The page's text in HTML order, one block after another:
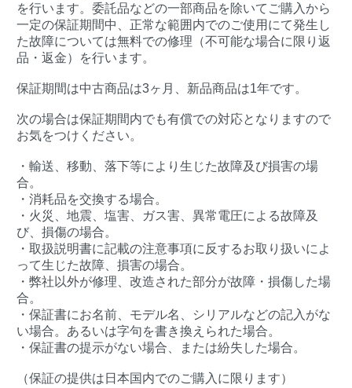
を行います。委託品などの一部商品を除いてご購入から
一定の保証期間中、正常な範囲内でのご使用にて発生し
た故障については無料での修理（不可能な場合に限り返
品・返金）を行います。
保証期間は中古商品は3ヶ月、新品商品は1年です。
次の場合は保証期間内でも有償での対応となりますので
お気をつけください。
・輸送、移動、落下等により生じた故障及び損害の場
合。
・消耗品を交換する場合。
・火災、地震、塩害、ガス害、異常電圧による故障及
び、損傷の場合。
・取扱説明書に記載の注意事項に反するお取り扱いによ
って生じた故障、損害の場合。
・弊社以外が修理、改造された部分が故障・損傷した場
合。
・保証書にお名前、モデル名、シリアルなどの記入がな
い場合。あるいは字句を書き換えられた場合。
・保証書の提示がない場合、または紛失した場合。
（保証の提供は日本国内でのご購入に限ります）